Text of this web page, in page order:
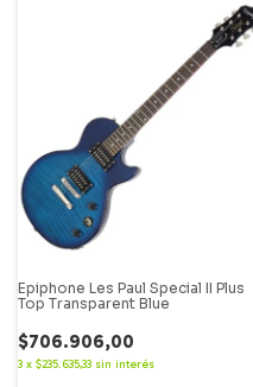
Epiphone Les Paul Special II Plus
Top Transparent Blue
$706.906,00
3 x $235.635,33 sin interés